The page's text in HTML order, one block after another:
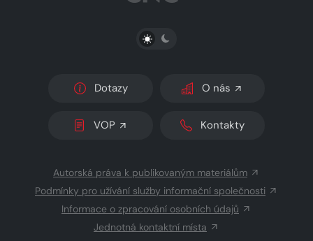
PŘEPNOUT SVĚTLÝ/TMAVÝ REŽIM
Dotazy O nás
VOP Kontakty
Autorská práva k publikovaným materiálům
Podmínky pro užívání služby informační společnosti
Informace o zpracování osobních údajů
Jednotná kontaktní místa